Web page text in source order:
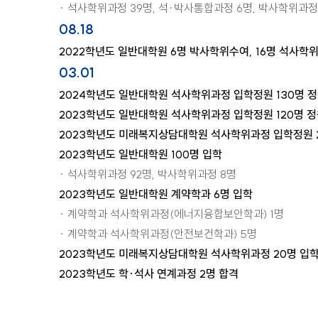
· 석사학위과정 39명, 석·박사통합과정 6명, 박사학위과
08.18
2022학년도 일반대학원 6명 박사학위수여, 16명 석사학
03.01
2024학년도 일반대학원 석사학위과정 입학정원 130명
2023학년도 일반대학원 석사학위과정 입학정원 120명
2023학년도 미래복지상담대학원 석사학위과정 입학정
2023학년도 일반대학원 100명 입학
· 석사학위과정 92명, 박사학위과정 8명
2023학년도 일반대학원 계약학과 6명 입학
· 계약학과 석사학위과정(에너지융합보안학과) 1명
· 계약학과 석사학위과정(안전보건학과) 5명
2023학년도 미래복지상담대학원 석사학위과정 20명 입
2023학년도 학·석사 연계과정 2명 합격